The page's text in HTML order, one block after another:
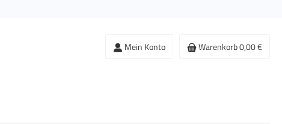
Mein Konto Warenkorb0,00 €